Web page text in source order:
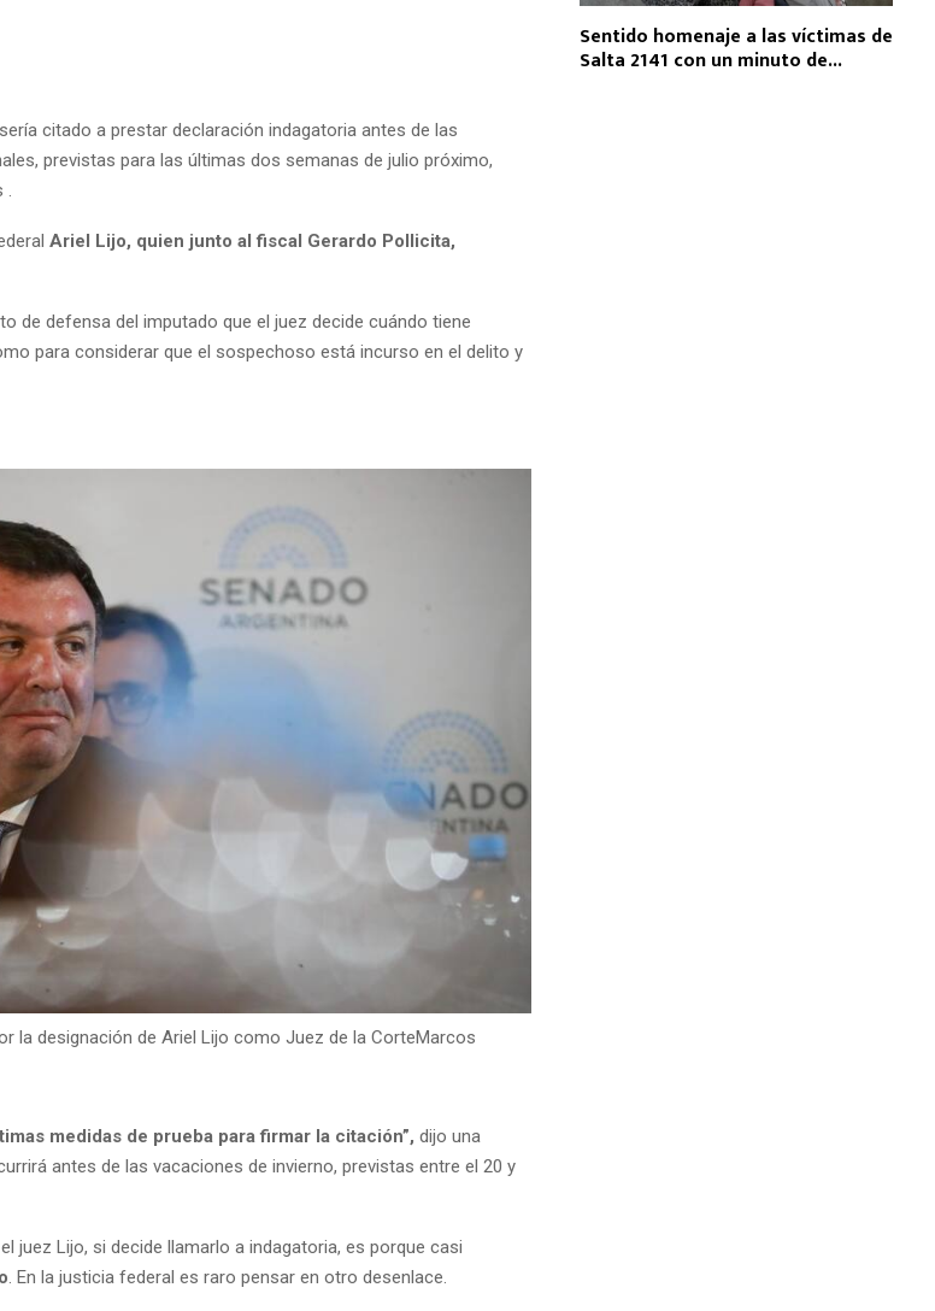
sería citado a prestar declaración indagatoria antes de las
previstas para las últimas dos semanas de julio próximo,
Ariel Lijo, quien junto al fiscal Gerardo Pollicita,
de defensa del imputado que el juez decide cuándo tiene
para considerar que el sospechoso está incurso en el delito y
la designación de Ariel Lijo como Juez de la CorteMarcos
medidas de prueba para firmar la citación”, dijo una
antes de las vacaciones de invierno, previstas entre el 20 y
juez Lijo, si decide llamarlo a indagatoria, es porque casi
. En la justicia federal es raro pensar en otro desenlace.
Sentido homenaje a las víctimas de
Salta 2141 con un minuto de...